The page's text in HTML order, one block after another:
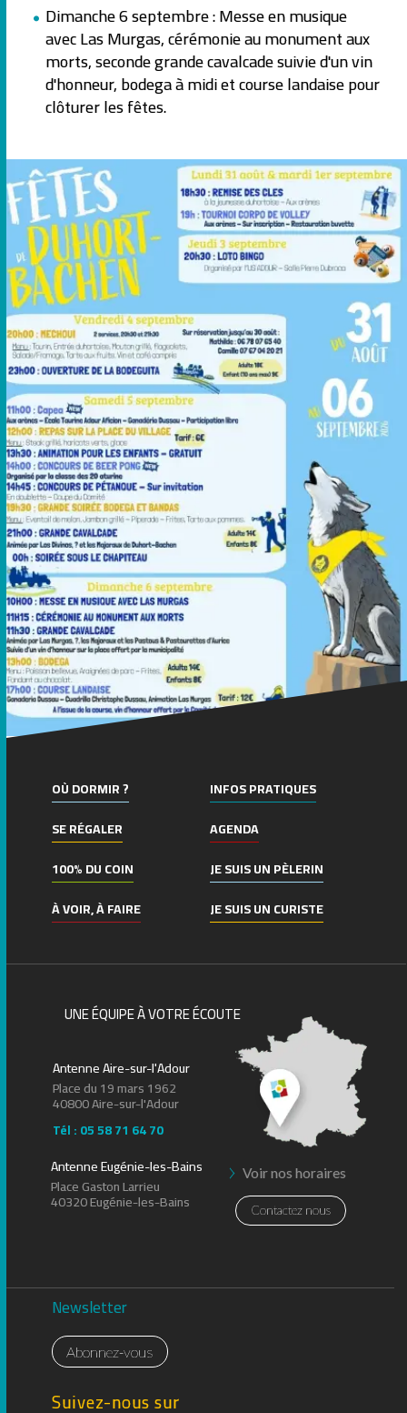
Dimanche 6 septembre : Messe en musique
avec Las Murgas, cérémonie au monument aux
morts, seconde grande cavalcade suivie d'un vin
d'honneur, bodega à midi et course landaise pour
clôturer les fêtes.
OÙ DORMIR ?
SE RÉGALER
100% DU COIN
À VOIR, À FAIRE
INFOS PRATIQUES
AGENDA
JE SUIS UN PÈLERIN
JE SUIS UN CURISTE
Newsletter
Abonnez-vous
Suivez-nous sur
UNE ÉQUIPE À VOTRE ÉCOUTE
Antenne Aire-sur-l'Adour
Place du 19 mars 1962
40800 Aire-sur-l'Adour
Tél : 05 58 71 64 70
Voir nos horaires
Antenne Eugénie-les-Bains
Place Gaston Larrieu
40320 Eugénie-les-Bains Contactez nous